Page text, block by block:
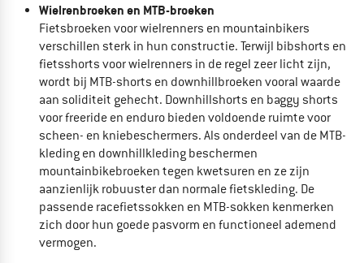
Wielrenbroeken en MTB-broeken
Fietsbroeken voorwielrenners en mountainbikers
verschillen sterk in hun constructie. Terwijl bibshorts en
fietsshorts voor wielrenners in de regel zeer licht zijn,
wordt bij MTB-shorts en downhillbroeken vooral waarde
aan soliditeit gehecht. Downhillshorts en baggy shorts
voor freeride en enduro bieden voldoende ruimte voor
scheen- en kniebeschermers. Als onderdeel van de MTB-
kleding en downhillkleding beschermen
mountainbikebroeken tegen kwetsuren en ze zijn
aanzienlijk robuuster dan normale fietskleding. De
passende racefietssokken en MTB-sokken kenmerken
zich door hun goede pasvorm en functioneel ademend
vermogen.